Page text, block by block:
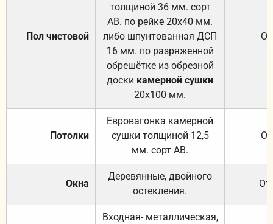
Пол чистовой
толщиной 36 мм. сорт
АВ. по рейке 20х40 мм.
либо шпунтованная ДСП
16 мм. по разряженной
обрешётке из обрезной
доски камерной сушки
20х100 мм.
Потолки
Евровагонка камерной
сушки толщиной 12,5
мм. сорт АВ.
Окна
Деревянные, двойного
остекления.
Входная- металлическая,